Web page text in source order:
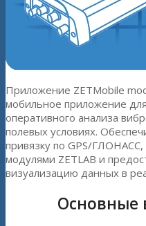
Приложение ZETMobile
мобильное приложение
оперативного анализа
полевых условиях.
привязку по GPS/
модулями ZETLAB и
визуализацию данных в
Основные